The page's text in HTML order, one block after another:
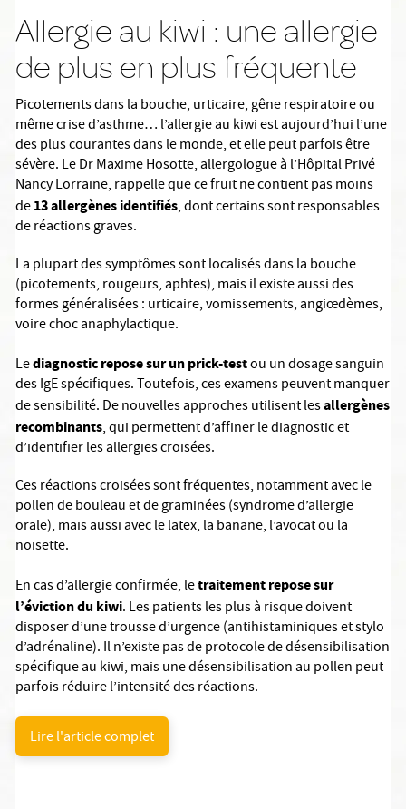
Allergie au kiwi : une allergie
de plus en plus fréquente
Picotements dans la bouche, urticaire, gêne respiratoire ou
même crise d’asthme… l’allergie au kiwi est aujourd’hui l’une
des plus courantes dans le monde, et elle peut parfois être
sévère. Le Dr Maxime Hosotte, allergologue à l’Hôpital Privé
Nancy Lorraine, rappelle que ce fruit ne contient pas moins
de13 allergènes identifiés, dont certains sont responsables
de réactions graves.
La plupart des symptômes sont localisés dans la bouche
(picotements, rougeurs, aphtes), mais il existe aussi des
formes généralisées : urticaire, vomissements, angiœdèmes,
voire choc anaphylactique.
Lediagnostic repose sur un prick-testou un dosage sanguin
des IgE spécifiques. Toutefois, ces examens peuvent manquer
de sensibilité. De nouvelles approches utilisent lesallergènes
recombinants, qui permettent d’affiner le diagnostic et
d’identifier les allergies croisées.
Ces réactions croisées sont fréquentes, notamment avec le
pollen de bouleau et de graminées (syndrome d’allergie
orale), mais aussi avec le latex, la banane, l’avocat ou la
noisette.
En cas d’allergie confirmée, letraitement repose sur
l’éviction du kiwi. Les patients les plus à risque doivent
disposer d’une trousse d’urgence (antihistaminiques et stylo
d’adrénaline). Il n’existe pas de protocole de désensibilisation
spécifique au kiwi, mais une désensibilisation au pollen peut
parfois réduire l’intensité des réactions.
Lire l'article complet